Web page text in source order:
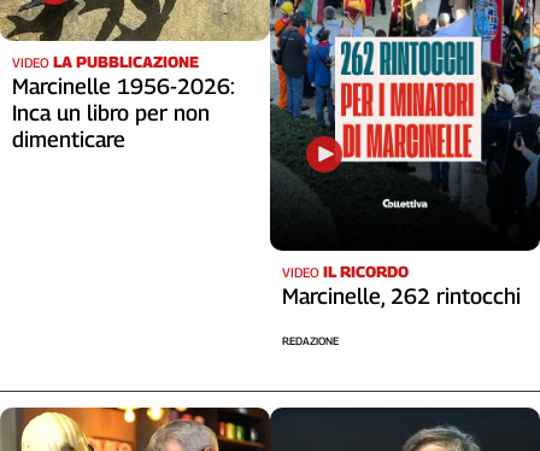
VIDEO LA PUBBLICAZIONE
Marcinelle 1956-2026:
Inca un libro per non
dimenticare
VIDEO IL RICORDO
Marcinelle, 262 rintocchi
REDAZIONE